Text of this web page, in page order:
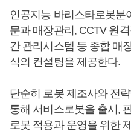
인공지능 바리스타로봇분
문과 매장관리, CCTV 원
간 관리시스템 등 종합 매
식의 컨설팅을 제공한다.
단순히 로봇 제조사와 전
통해 서비스로봇을 출시,
로봇 적용과 운영을 위한